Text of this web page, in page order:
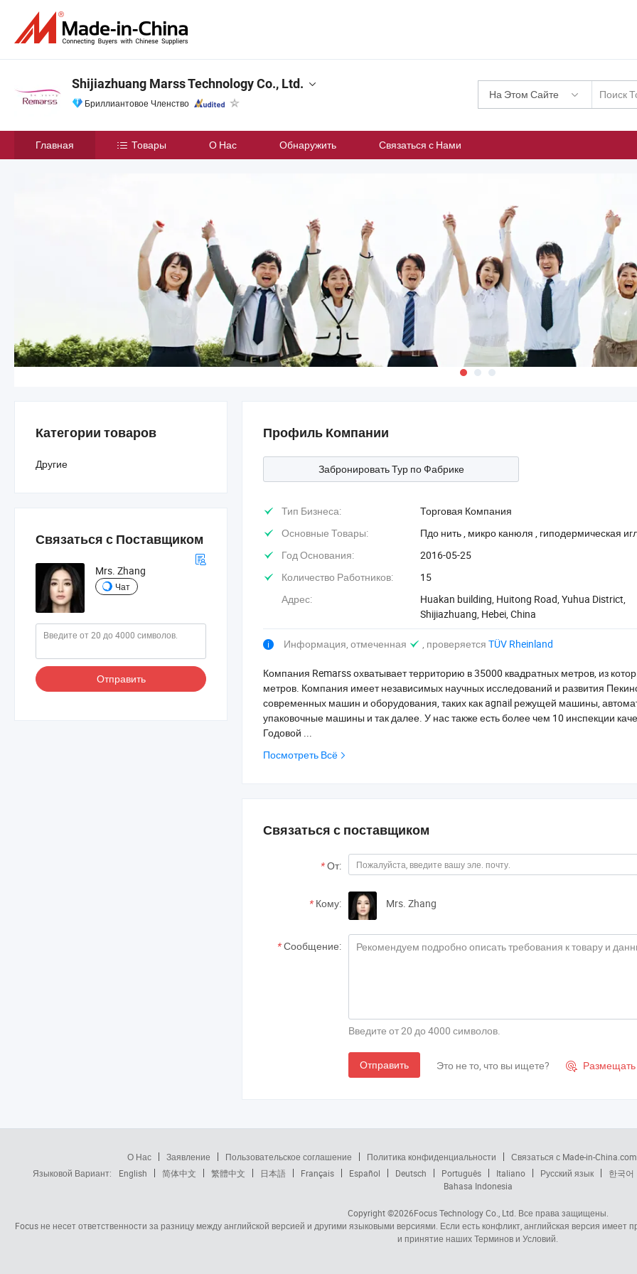
На Этом Сайте
Shijiazhuang Marss Technology Co., Ltd.
Бриллиантовое Членство
Главная Товары О Нас Обнаружить Связаться с Нами
Профиль Компании
Забронировать Тур по Фабрике
Тип Бизнеса:
Торговая Компания
Основные Товары:
‪Пдо нить‬, ‪микро канюля‬ , ‪гиподермическая
Год Основания:
2016-05-25
Количество Работников:
15
Адрес:
Huakan building, Huitong Road, Yuhua District,
Shijiazhuang, Hebei, China
Информация, отмеченная , проверяется TÜV Rheinland
Компания Remarss охватывает территорию в 35000 квадратных метров, из
метров. Компания имеет независимых научных исследований и развития
современных машин и оборудования, таких как agnail режущей машины,
упаковочные машины и так далее. У нас также есть более чем 10 инспекции
Годовой ...
Посмотреть Всё
Связаться с поставщиком
*От:
* Кому: Mrs. Zhang
*Сообщение:
Введите от 20 до 4000 символов.
Отправить Это не то, что вы ищете?  Размещать
Категории товаров
Другие
Связаться с Поставщиком
Mrs. Zhang
Чат
Отправить
О Нас Заявление Пользовательское соглашение Политика конфиденциальности
Связаться с Made-in-China.com
Языковой Вариант:
English 简体中文 繁體中文 日本語 Français Español Deutsch Português Italiano Русский язык
한국어
Bahasa Indonesia
Copyright ©2026Focus Technology Co., Ltd. Все права защищены.
Focus не несет ответственности за разницу между английской версией и другими языковыми версиями. Если есть конфликт, английская версия
и принятие наших Терминов и Условий.